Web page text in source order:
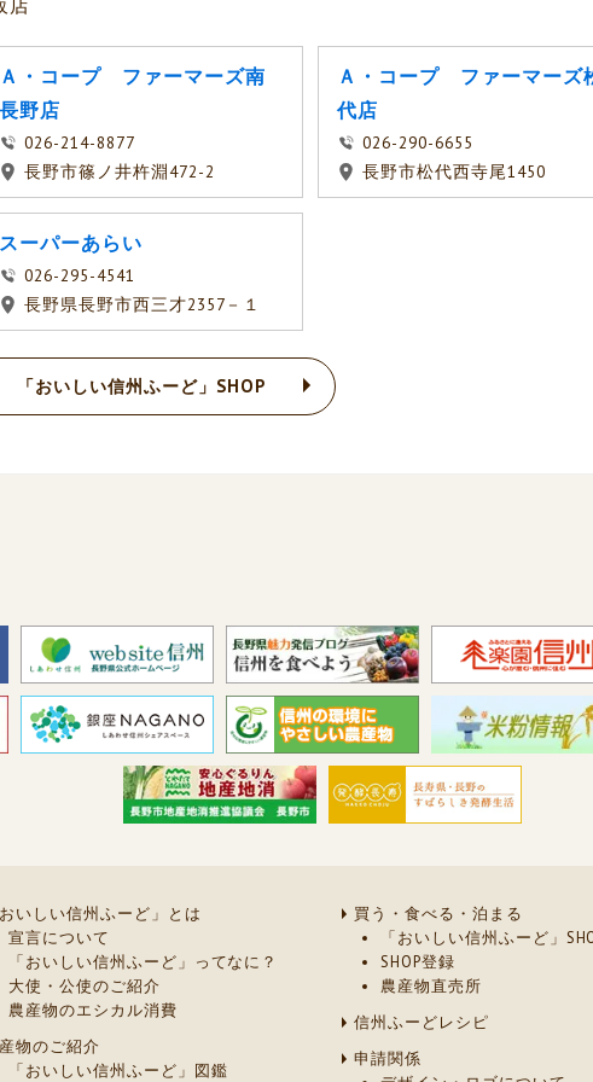
Ａ・コープ ファーマーズ南
長野店
026-214-8877
長野市篠ノ井杵淵472-2
Ａ・コープ ファーマーズ
代店
026-290-6655
長野市松代西寺尾1450
スーパーあらい
026-295-4541
長野県長野市西三才2357－１
「おいしい信州ふーど」SHOP
おいしい信州ふーど」とは
宣言について
「おいしい信州ふーど」ってなに？
大使・公使のご紹介
農産物のエシカル消費
物のご紹介
「おいしい信州ふーど」図鑑
買う・食べる・泊まる
「おいしい信州ふーど」
SHOP登録
農産物直売所
信州ふーどレシピ
申請関係